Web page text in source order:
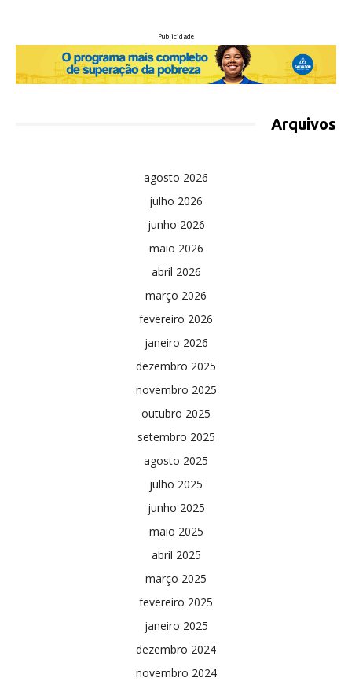
Publicidade
Arquivos
agosto 2026
julho 2026
junho 2026
maio 2026
abril 2026
março 2026
fevereiro 2026
janeiro 2026
dezembro 2025
novembro 2025
outubro 2025
setembro 2025
agosto 2025
julho 2025
junho 2025
maio 2025
abril 2025
março 2025
fevereiro 2025
janeiro 2025
dezembro 2024
novembro 2024